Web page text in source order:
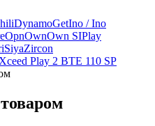
DynamoGetIno / Ino
OpnOwnOwn SIPlay
SiyaZircon
Play 2 BTE 110 SP